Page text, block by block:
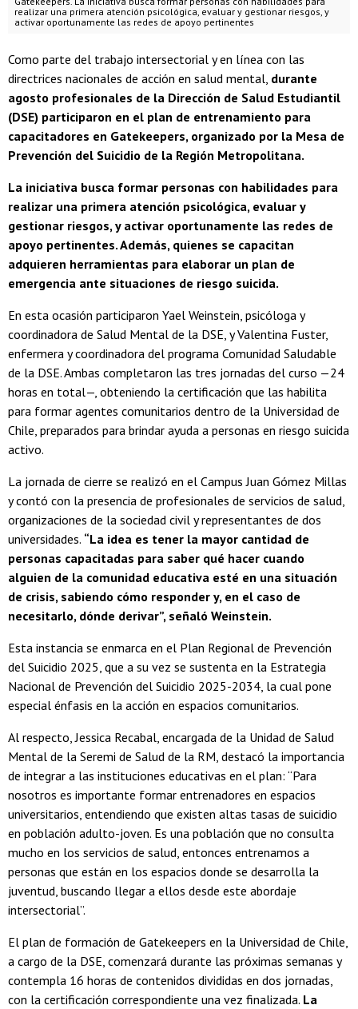
realizar una primera atención psicológica, evaluar y gestionar riesgos, y
activar oportunamente las redes de apoyo pertinentes
Como parte del trabajo intersectorial y en línea con las
directrices nacionales de acción en salud mental, durante
agosto profesionales de la Dirección de Salud Estudiantil
(DSE) participaron en el plan de entrenamiento para
capacitadores en Gatekeepers, organizado por la Mesa de
Prevención del Suicidio de la Región Metropolitana.
La iniciativa busca formar personas con habilidades para
realizar una primera atención psicológica, evaluar y
gestionar riesgos, y activar oportunamente las redes de
apoyo pertinentes. Además, quienes se capacitan
adquieren herramientas para elaborar un plan de
emergencia ante situaciones de riesgo suicida.
En esta ocasión participaron Yael Weinstein, psicóloga y
coordinadora de Salud Mental de la DSE, y Valentina Fuster,
enfermera y coordinadora del programa Comunidad Saludable
de la DSE. Ambas completaron las tres jornadas del curso —24
horas en total—, obteniendo la certificación que las habilita
para formar agentes comunitarios dentro de la Universidad de
Chile, preparados para brindar ayuda a personas en riesgo suicida
activo.
La jornada de cierre se realizó en el Campus Juan Gómez Millas
y contó con la presencia de profesionales de servicios de salud,
organizaciones de la sociedad civil y representantes de dos
universidades. “La idea es tener la mayor cantidad de
personas capacitadas para saber qué hacer cuando
alguien de la comunidad educativa esté en una situación
de crisis, sabiendo cómo responder y, en el caso de
necesitarlo, dónde derivar”, señaló Weinstein.
Esta instancia se enmarca en el Plan Regional de Prevención
del Suicidio 2025, que a su vez se sustenta en la Estrategia
Nacional de Prevención del Suicidio 2025-2034, la cual pone
especial énfasis en la acción en espacios comunitarios.
Al respecto, Jessica Recabal, encargada de la Unidad de Salud
Mental de la Seremi de Salud de la RM, destacó la importancia
de integrar a las instituciones educativas en el plan: “Para
nosotros es importante formar entrenadores en espacios
universitarios, entendiendo que existen altas tasas de suicidio
en población adulto-joven. Es una población que no consulta
mucho en los servicios de salud, entonces entrenamos a
personas que están en los espacios donde se desarrolla la
juventud, buscando llegar a ellos desde este abordaje
intersectorial”.
El plan de formación de Gatekeepers en la Universidad de Chile,
a cargo de la DSE, comenzará durante las próximas semanas y
contempla 16 horas de contenidos divididas en dos jornadas,
con la certificación correspondiente una vez finalizada. La